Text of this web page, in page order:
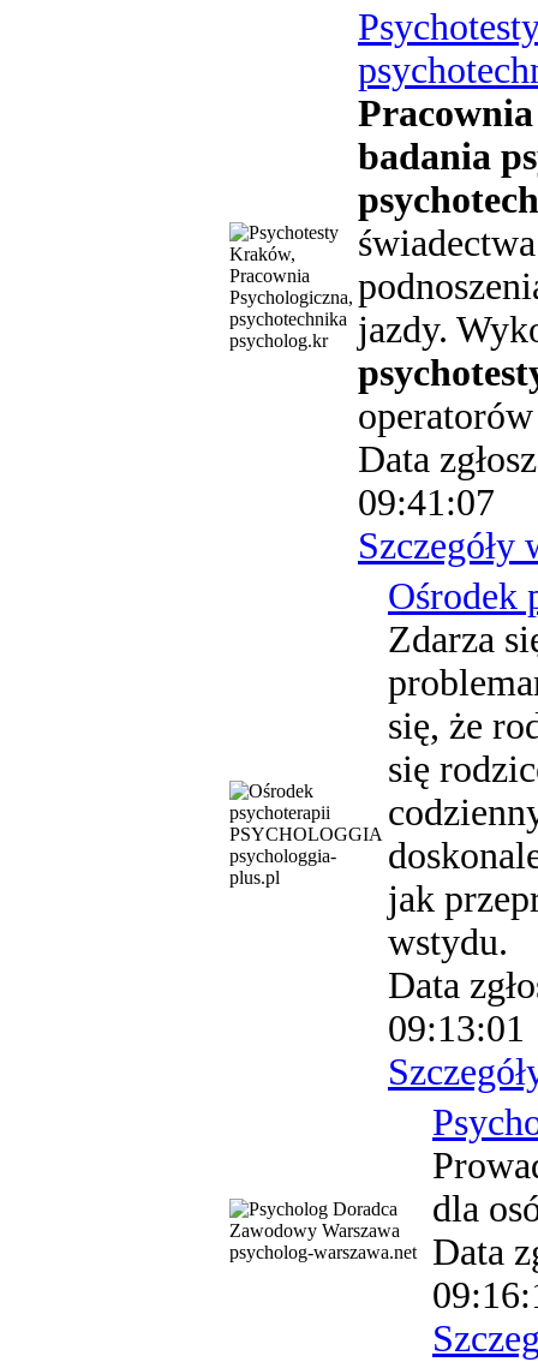
psycholog.kr
badania
jazdy.
Data
09:41:07
Szczegóły
psychologgia-
plus.pl
Ośrodek
Zdarza
się, że
się
jak
wstydu.
Data
09:13:01
psycholog-warszawa.net
dla
Data